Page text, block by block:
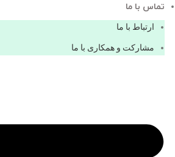
تماس با ما
ارتباط با ما
مشاركت و همكاری با ما